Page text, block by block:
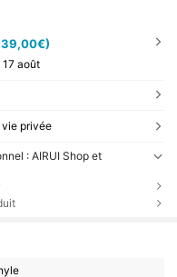
39,00€)
août
vie privée
: AIRUI Shop et